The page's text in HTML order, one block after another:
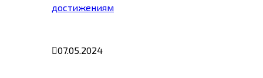
достижениям
07.05.2024